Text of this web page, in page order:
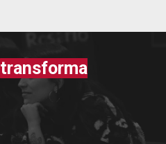
transforma